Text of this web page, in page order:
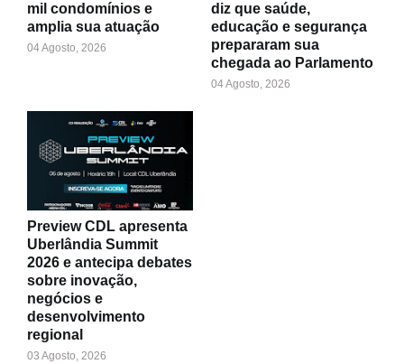
mil condomínios e
amplia sua atuação
04 Agosto, 2026
diz que saúde,
educação e segurança
prepararam sua
chegada ao Parlamento
04 Agosto, 2026
Preview CDL apresenta
Uberlândia Summit
2026 e antecipa debates
sobre inovação,
negócios e
desenvolvimento
regional
03 Agosto, 2026